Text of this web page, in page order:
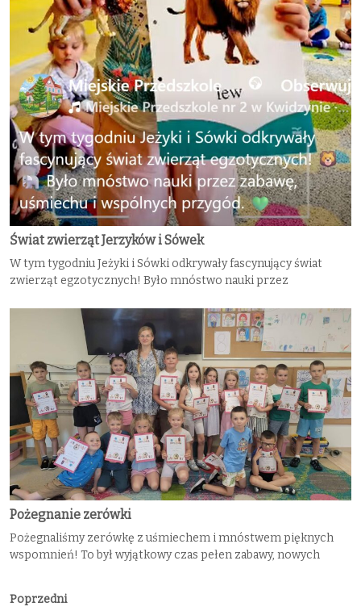
Świat zwierząt Jerzyków i Sówek
W tym tygodniu Jeżyki i Sówki odkrywały fascynujący świat
zwierząt egzotycznych! Było mnóstwo nauki przez
Pożegnanie zerówki
Pożegnaliśmy zerówkę z uśmiechem i mnóstwem pięknych
wspomnień! To był wyjątkowy czas pełen zabawy, nowych
Poprzedni